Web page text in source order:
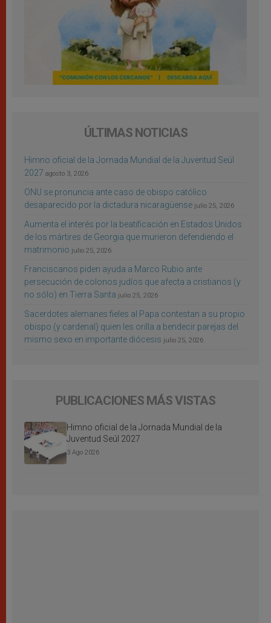
ÚLTIMAS NOTICIAS
Himno oficial de la Jornada Mundial de la Juventud Seúl
2027 agosto 3, 2026
ONU se pronuncia ante caso de obispo católico
desaparecido por la dictadura nicaragüense julio 25, 2026
Aumenta el interés por la beatificación en Estados Unidos
de los mártires de Georgia que murieron defendiendo el
matrimonio julio 25, 2026
Franciscanos piden ayuda a Marco Rubio ante
persecución de colonos judíos que afecta a cristianos (y
no sólo) en Tierra Santa julio 25, 2026
Sacerdotes alemanes fieles al Papa contestan a su propio
obispo (y cardenal) quien les orilla a bendecir parejas del
mismo sexo en importante diócesis julio 25, 2026
PUBLICACIONES MÁS VISTAS
Himno oficial de la Jornada Mundial de la
Juventud Seúl 2027
3 Ago 2026